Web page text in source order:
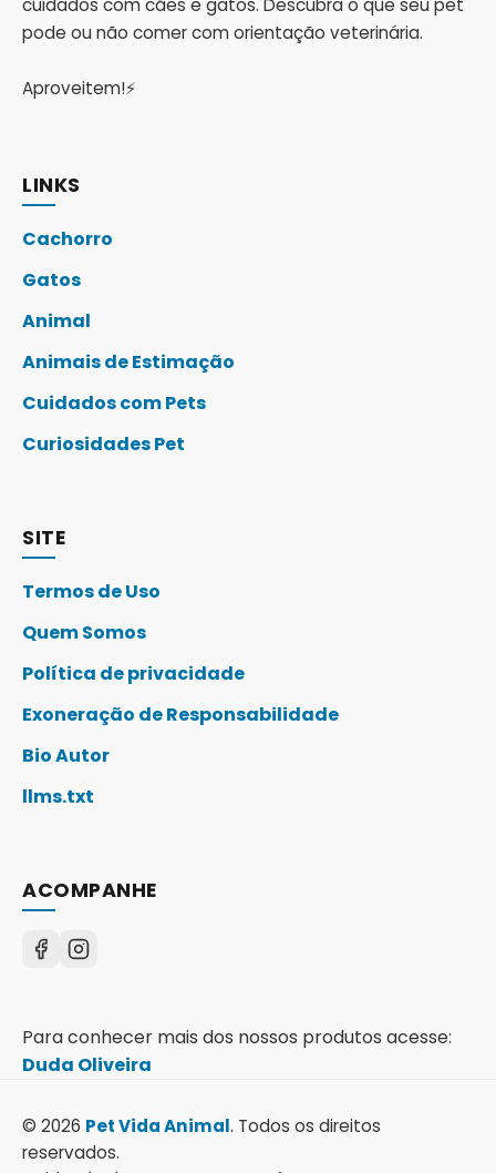
pode ou não comer com orientação veterinária.
Aproveitem!⚡
LINKS
Cachorro
Gatos
Animal
Animais de Estimação
Cuidados com Pets
Curiosidades Pet
SITE
Termos de Uso
Quem Somos
Política de privacidade
Exoneração de Responsabilidade
Bio Autor
llms.txt
ACOMPANHE
Para conhecer mais dos nossos produtos acesse:
Duda Oliveira
© 2026 Pet Vida Animal. Todos os direitos
reservados.